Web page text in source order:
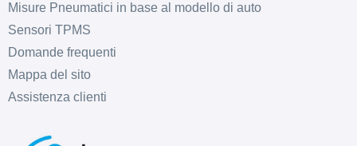
Misure Pneumatici in base al modello di auto
Sensori TPMS
Domande frequenti
Mappa del sito
Assistenza clienti